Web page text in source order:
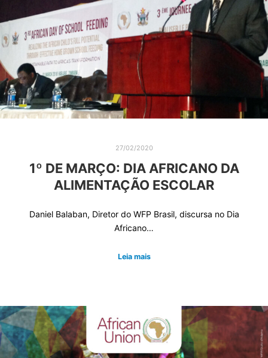
27/02/2020
1º DE MARÇO: DIA AFRICANO DA
ALIMENTAÇÃO ESCOLAR
Daniel Balaban, Diretor do WFP Brasil, discursa no Dia
Africano…
Leia mais